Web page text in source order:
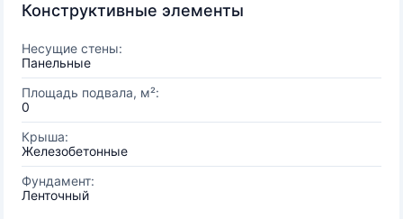
Конструктивные элементы
Несущие стены:
Панельные
Площадь подвала, м²:
0
Крыша:
Железобетонные
Фундамент:
Ленточный